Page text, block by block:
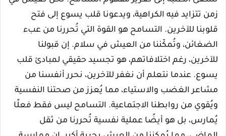
زمن تتزايد فيه الكراهية، ويدعونا قلب يسوع إلى فتح
قلوبنا للآخرين. التسامح هو القوة التي تُحررنا من عبء
الضغائن، وتُمكّننا من العيش في سلام. إن قبولنا
للآخرين، رغم اختلافاتهم، هو تجسيد حقيقي لمبادئ قلب
يسوع. عندما نتعلم أن نغفر للآخرين، نحرر أنفسنا من
مشاعر الغضب والاستياء، مما يُعزز من صحتنا النفسية
ويُقوي من روابطنا الاجتماعية. التسامح ليس فقط فعلًا
يُمارس، بل هو أيضًا عملية نفسية تُحررنا من ثقل